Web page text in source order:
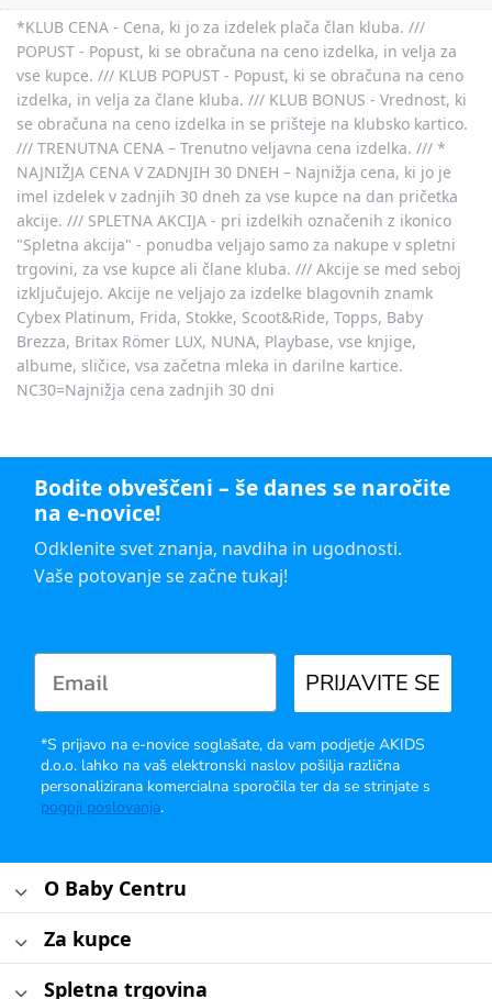
*KLUB CENA - Cena, ki jo za izdelek plača član kluba. ///
POPUST - Popust, ki se obračuna na ceno izdelka, in velja za
vse kupce. /// KLUB POPUST - Popust, ki se obračuna na ceno
izdelka, in velja za člane kluba. /// KLUB BONUS - Vrednost, ki
se obračuna na ceno izdelka in se prišteje na klubsko kartico.
/// TRENUTNA CENA – Trenutno veljavna cena izdelka. /// *
NAJNIŽJA CENA V ZADNJIH 30 DNEH – Najnižja cena, ki jo je
imel izdelek v zadnjih 30 dneh za vse kupce na dan pričetka
akcije. /// SPLETNA AKCIJA - pri izdelkih označenih z ikonico
"Spletna akcija" - ponudba veljajo samo za nakupe v spletni
trgovini, za vse kupce ali člane kluba. /// Akcije se med seboj
izključujejo. Akcije ne veljajo za izdelke blagovnih znamk
Cybex Platinum, Frida, Stokke, Scoot&Ride, Topps, Baby
Brezza, Britax Römer LUX, NUNA, Playbase, vse knjige,
albume, sličice, vsa začetna mleka in darilne kartice.
NC30=Najnižja cena zadnjih 30 dni
Bodite obveščeni – še danes se naročite
na e-novice!
Odklenite svet znanja, navdiha in ugodnosti.
Vaše potovanje se začne tukaj!
PRIJAVITE SE
*S prijavo na e-novice soglašate, da vam podjetje AKIDS
d.o.o. lahko na vaš elektronski naslov pošilja različna
personalizirana komercialna sporočila ter da se strinjate s
pogoji poslovanja.
O Baby Centru
Za kupce
Spletna trgovina